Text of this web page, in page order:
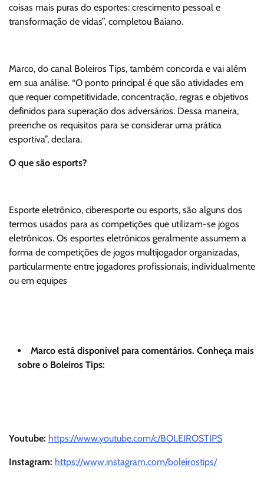
coisas mais puras do esportes: crescimento pessoal e
transformação de vidas”, completou Baiano.
Marco, do canal Boleiros Tips, também concorda e vai além
em sua análise. “O ponto principal é que são atividades em
que requer competitividade, concentração, regras e objetivos
definidos para superação dos adversários. Dessa maneira,
preenche os requisitos para se considerar uma prática
esportiva”, declara.
O que são esports?
Esporte eletrônico, ciberesporte ou esports, são alguns dos
termos usados para as competições que utilizam-se jogos
eletrônicos. Os esportes eletrônicos geralmente assumem a
forma de competições de jogos multijogador organizadas,
particularmente entre jogadores profissionais, individualmente
ou em equipes
Marco está disponível para comentários. Conheça mais
sobre o Boleiros Tips:
Youtube: https://www.youtube.com/c/BOLEIROSTIPS
Instagram: https://www.instagram.com/boleirostips/